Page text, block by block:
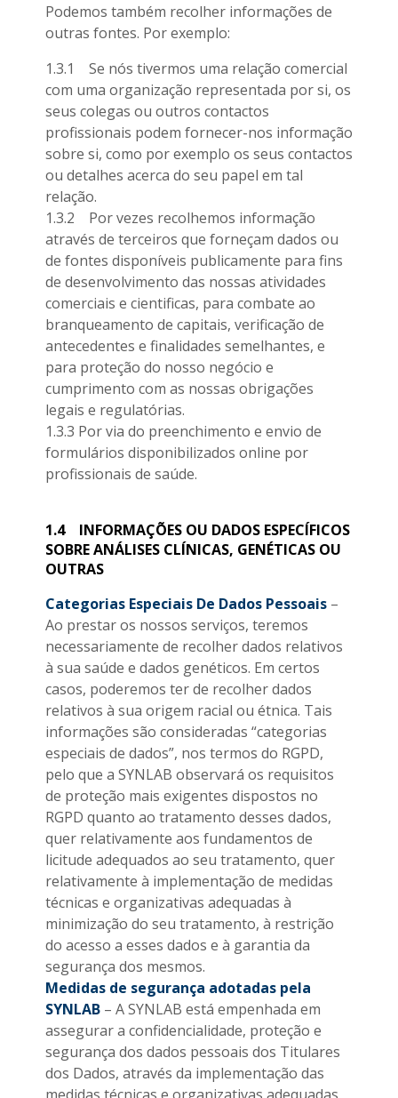
Podemos também recolher informações de
outras fontes. Por exemplo:
1.3.1 Se nós tivermos uma relação comercial
com uma organização representada por si, os
seus colegas ou outros contactos
profissionais podem fornecer-nos informação
sobre si, como por exemplo os seus contactos
ou detalhes acerca do seu papel em tal
relação.
1.3.2 Por vezes recolhemos informação
através de terceiros que forneçam dados ou
de fontes disponíveis publicamente para fins
de desenvolvimento das nossas atividades
comerciais e cientificas, para combate ao
branqueamento de capitais, verificação de
antecedentes e finalidades semelhantes, e
para proteção do nosso negócio e
cumprimento com as nossas obrigações
legais e regulatórias.
1.3.3 Por via do preenchimento e envio de
formulários disponibilizados online por
profissionais de saúde.
1.4 INFORMAÇÕES OU DADOS ESPECÍFICOS
SOBRE ANÁLISES CLÍNICAS, GENÉTICAS OU
OUTRAS
Categorias Especiais De Dados Pessoais –
Ao prestar os nossos serviços, teremos
necessariamente de recolher dados relativos
à sua saúde e dados genéticos. Em certos
casos, poderemos ter de recolher dados
relativos à sua origem racial ou étnica. Tais
informações são consideradas “categorias
especiais de dados”, nos termos do RGPD,
pelo que a SYNLAB observará os requisitos
de proteção mais exigentes dispostos no
RGPD quanto ao tratamento desses dados,
quer relativamente aos fundamentos de
licitude adequados ao seu tratamento, quer
relativamente à implementação de medidas
técnicas e organizativas adequadas à
minimização do seu tratamento, à restrição
do acesso a esses dados e à garantia da
segurança dos mesmos.
Medidas de segurança adotadas pela
SYNLAB – A SYNLAB está empenhada em
assegurar a confidencialidade, proteção e
segurança dos dados pessoais dos Titulares
dos Dados, através da implementação das